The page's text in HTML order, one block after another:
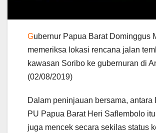
Gubernur Papua Barat Dominggus
memeriksa lokasi rencana jalan
kawasan Soribo ke gubernuran di
(02/08/2019)
Dalam peninjauan bersama, antara
PU Papua Barat Heri Saflembolo
juga mencek secara sekilas status